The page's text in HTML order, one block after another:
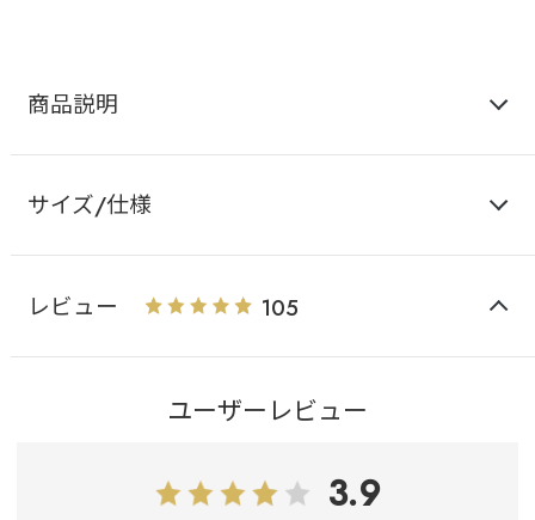
商品説明
サイズ/仕様
レビュー 105
ユーザーレビュー
3.9